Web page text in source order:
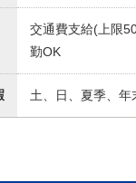
交通費支給(上限
勤OK
土、日、夏季、